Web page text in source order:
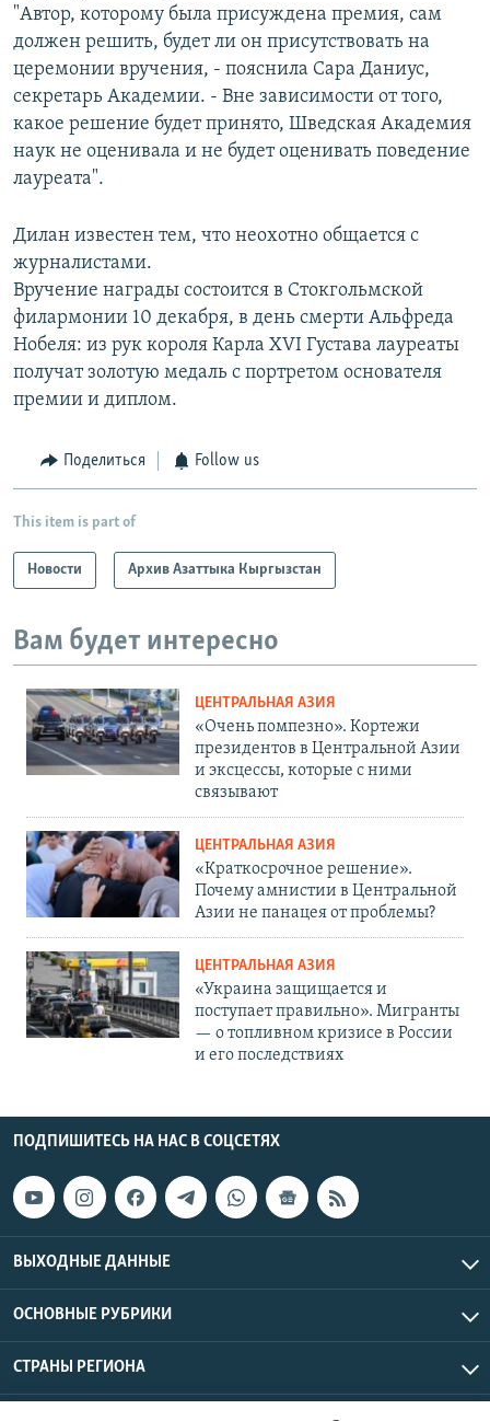
"Автор, которому была присуждена премия, сам
должен решить, будет ли он присутствовать на
церемонии вручения, - пояснила Сара Даниус,
секретарь Академии. - Вне зависимости от того,
какое решение будет принято, Шведская Академия
наук не оценивала и не будет оценивать поведение
лауреата".
Дилан известен тем, что неохотно общается с
журналистами.
Вручение награды состоится в Стокгольмской
филармонии 10 декабря, в день смерти Альфреда
Нобеля: из рук короля Карла XVI Густава лауреаты
получат золотую медаль с портретом основателя
премии и диплом.
Поделиться Follow us
This item is part of
Новости Архив Азаттыка Кыргызстан
Вам будет интересно
ЦЕНТРАЛЬНАЯ АЗИЯ
«Очень помпезно». Кортежи
президентов в Центральной Азии
и эксцессы, которые с ними
связывают
ЦЕНТРАЛЬНАЯ АЗИЯ
«Краткосрочное решение».
Почему амнистии в Центральной
Азии не панацея от проблемы?
ЦЕНТРАЛЬНАЯ АЗИЯ
«Украина защищается и
поступает правильно». Мигранты
— о топливном кризисе в России
и его последствиях
ПОДПИШИТЕСЬ НА НАС В СОЦСЕТЯХ
ВЫХОДНЫЕ ДАННЫЕ
ОСНОВНЫЕ РУБРИКИ
СТРАНЫ РЕГИОНА